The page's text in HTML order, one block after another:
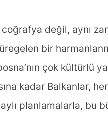
değil, aynı
bir
çok kültürlü
kadar Balkanlar,
planlamalarla, bu